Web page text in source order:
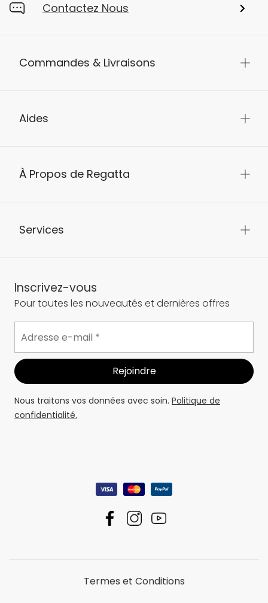
Contactez Nous
Commandes & Livraisons
Aides
À Propos de Regatta
Services
Inscrivez-vous
Pour toutes les nouveautés et dernières offres
Nous traitons vos données avec soin. Politique de
confidentialité.
Termes et Conditions